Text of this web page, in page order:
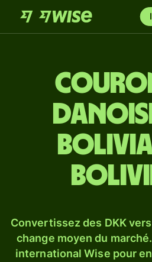
Convertissez des DKK
change moyen du
international Wise pour